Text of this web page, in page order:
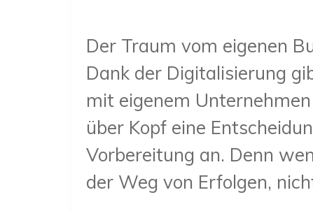
Der Traum vom eigenen
Dank der Digitalisierung
mit eigenem
über Kopf eine
Vorbereitung an. Denn
der Weg von Erfolgen,